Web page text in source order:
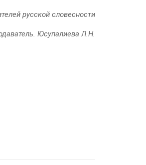
русской словесности
Юсупалиева Л.Н.